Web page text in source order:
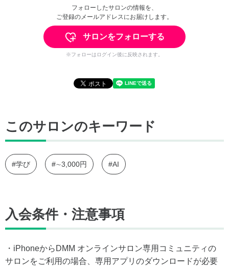
フォローしたサロンの情報を、
ご登録のメールアドレスにお届けします。
サロンをフォローする
※フォローはログイン後に反映されます。
このサロンのキーワード
#学び #∼3,000円 #AI
入会条件・注意事項
・iPhoneからDMM オンラインサロン専用コミュニティの
サロンをご利用の場合、専用アプリのダウンロードが必要